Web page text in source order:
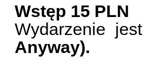
Wstęp 15 PLN
Wydarzenie
Anyway).